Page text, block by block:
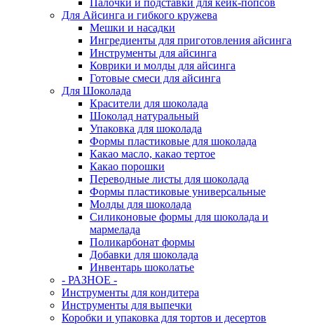
Для Айсинга и гибкого кружева
Мешки и насадки
Ингредиенты для приготовления айсинга
Инструменты для айсинга
Коврики и молды для айсинга
Готовые смеси для айсинга
Для Шоколада
Красители для шоколада
Шоколад натуральный
Упаковка для шоколада
Формы пластиковые для шоколада
Какао масло, какао тертое
Какао порошки
Переводные листы для шоколада
Формы пластиковые универсальные
Молды для шоколада
Силиконовые формы для шоколада и
мармелада
Поликарбонат формы
Добавки для шоколада
Инвентарь шоколатье
- РАЗНОЕ -
Инструменты для кондитера
Инструменты для выпечки
Коробки и упаковка для тортов и десертов